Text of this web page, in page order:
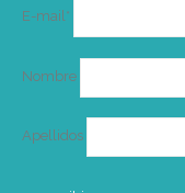
E-mail*
Nombre
Apellidos